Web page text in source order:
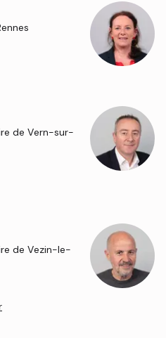
de Vern-sur-
de Vezin-le-